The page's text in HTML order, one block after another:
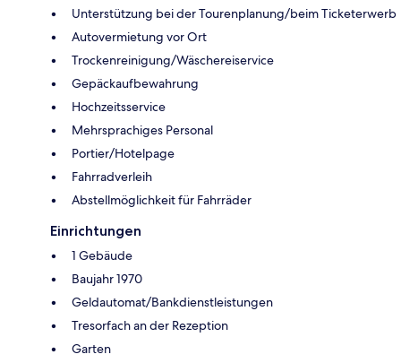
Unterstützung bei der Tourenplanung/beim Ticketerwerb
Autovermietung vor Ort
Trockenreinigung/Wäschereiservice
Gepäckaufbewahrung
Hochzeitsservice
Mehrsprachiges Personal
Portier/Hotelpage
Fahrradverleih
Abstellmöglichkeit für Fahrräder
Einrichtungen
1 Gebäude
Baujahr 1970
Geldautomat/Bankdienstleistungen
Tresorfach an der Rezeption
Garten